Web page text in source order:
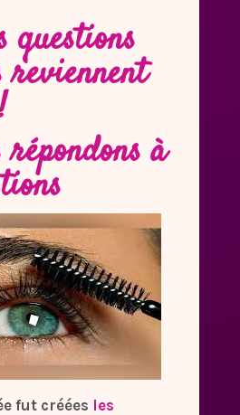
questions
à
fut créées les